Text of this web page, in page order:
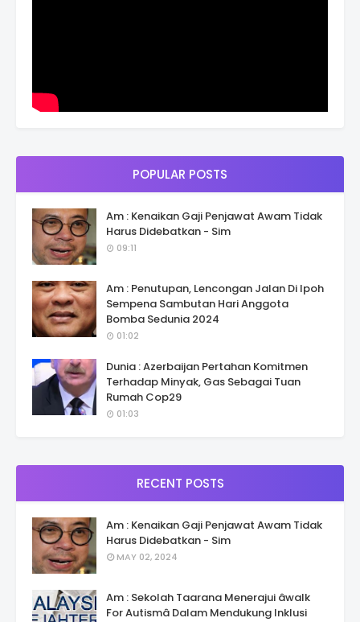
POPULAR POSTS
Am : Kenaikan Gaji Penjawat Awam Tidak
Harus Didebatkan - Sim
09:11
Am : Penutupan, Lencongan Jalan Di Ipoh
Sempena Sambutan Hari Anggota
Bomba Sedunia 2024
01:02
Dunia : Azerbaijan Pertahan Komitmen
Terhadap Minyak, Gas Sebagai Tuan
Rumah Cop29
01:03
RECENT POSTS
Am : Kenaikan Gaji Penjawat Awam Tidak
Harus Didebatkan - Sim
MAY 02, 2024
Am : Sekolah Taarana Menerajui âwalk
For Autismâ Dalam Mendukung Inklusi